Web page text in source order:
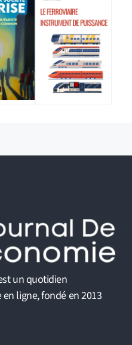
un quotidien
ligne, fondé en 2013